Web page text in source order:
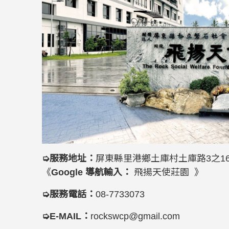
➭服務地址： 屏東縣里港鄉土庫村土庫路3之
《Google 導航輸入： 飛揚天使莊園 》
➭服務電話： 08-7733073
➭E-MAIL： rockswcp@gmail.com